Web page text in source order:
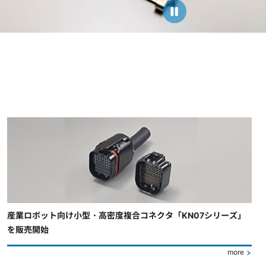
産業ロボット向け小型・高密度複合コネクタ「KN07シリーズ」
を販売開始
more